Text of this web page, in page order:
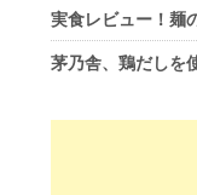
実食レビュー！麺
茅乃舎、鶏だしを